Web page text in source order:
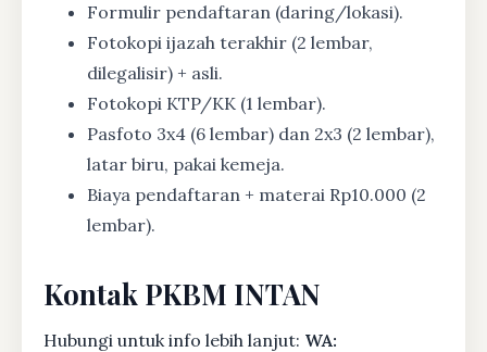
Formulir pendaftaran (daring/lokasi).
Fotokopi ijazah terakhir (2 lembar,
dilegalisir) + asli.
Fotokopi KTP/KK (1 lembar).
Pasfoto 3x4 (6 lembar) dan 2x3 (2 lembar),
latar biru, pakai kemeja.
Biaya pendaftaran + materai Rp10.000 (2
lembar).
Kontak PKBM INTAN
Hubungi untuk info lebih lanjut: WA: